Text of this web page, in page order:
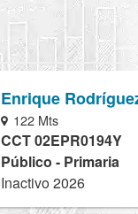
Enrique
122 Mts
CCT 02EPR0194Y
Público - Primaria
Inactivo 2026